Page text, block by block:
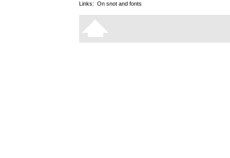
Links: On snot and fonts